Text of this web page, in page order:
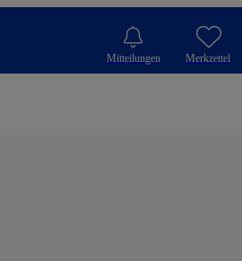
Mitteilungen Merkzettel